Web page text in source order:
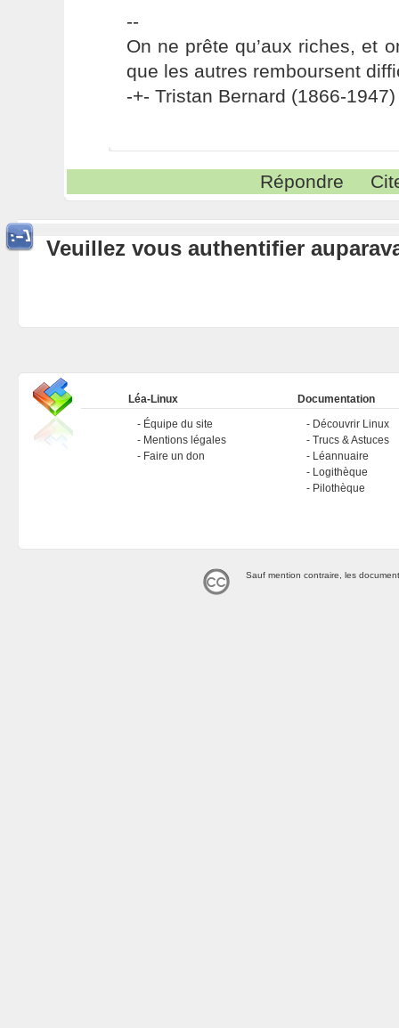
--
On ne prête qu’aux riches, et
que les autres remboursent
-+- Tristan Bernard (1866-1947)
Répondre
Veuillez vous authentifier
Léa-Linux
Équipe du site
Mentions légales
Faire un don
Documentation
Découvrir Linux
Trucs & Astuces
Léannuaire
Logithèque
Pilothèque
Sauf mention contraire, les